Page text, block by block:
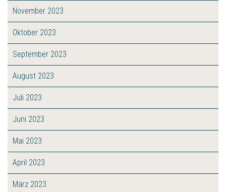
November 2023
Oktober 2023
September 2023
August 2023
Juli 2023
Juni 2023
Mai 2023
April 2023
März 2023